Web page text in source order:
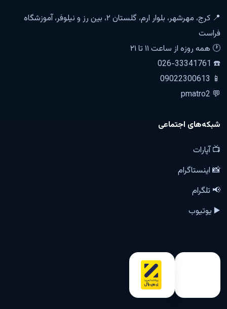
📍 کرج، مهرشهر، بلوار ارم، گلستان ۲، بین رز و نیلوفر، آموزشگاه
فراست
🕐 همه روزه از ساعت ۱۱ تا ۲۱
☎️ 026-33341761
📱 09022300613
💬 pmatro2
شبکه‌های اجتماعی
📺 آپارات
📸 اینستاگرام
📢 تلگرام
▶️ یوتیوب